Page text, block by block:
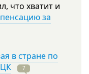
что хватит и
за
в стране по
7